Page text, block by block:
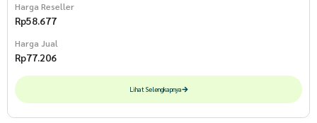
Harga Reseller
Rp58.677
Harga Jual
Rp77.206
Lihat Selengkapnya